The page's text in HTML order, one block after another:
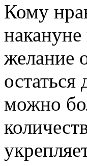
Кому
желание
можно